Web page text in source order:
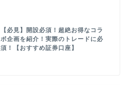
【必見】開設必須！超絶お得なコラ
ボ企画を紹介！実際のトレードに必
須！【おすすめ証券口座】